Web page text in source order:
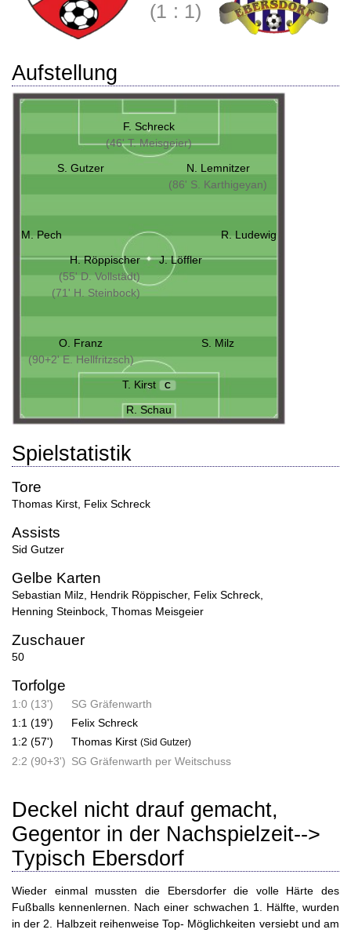
(1 : 1)
Aufstellung
F. Schreck
(46' T. Meisgeier)
S. Gutzer
N. Lemnitzer
(86' S. Karthigeyan)
M. Pech
R. Ludewig
H. Röppischer
(55' D. Vollstädt)
(71' H. Steinbock)
J. Löffler
O. Franz
(90+2' E. Hellfritzsch)
S. Milz
T. Kirst C
R. Schau
Spielstatistik
Tore
Thomas Kirst Felix Schreck
Assists
Sid Gutzer
Gelbe Karten
Sebastian Milz Hendrik Röppischer, Felix Schreck
Henning Steinbock Thomas Meisgeier
Zuschauer
50
Torfolge
1:0 (13')
SG Gräfenwarth
1:1 (19')
Felix Schreck
1:2 (57')
Thomas Kirst (Sid Gutzer)
2:2 (90+3') SG Gräfenwarth per Weitschuss
Deckel nicht drauf gemacht,
Gegentor in der Nachspielzeit-->
Typisch Ebersdorf
Wieder einmal mussten die Ebersdorfer die volle Härte des
Fußballs kennenlernen. Nach einer schwachen 1. Hälfte, wurden
in der 2. Halbzeit reihenweise Top- Möglichkeiten versiebt und am